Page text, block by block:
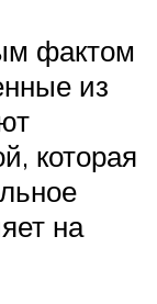
фактом
из
которая
на